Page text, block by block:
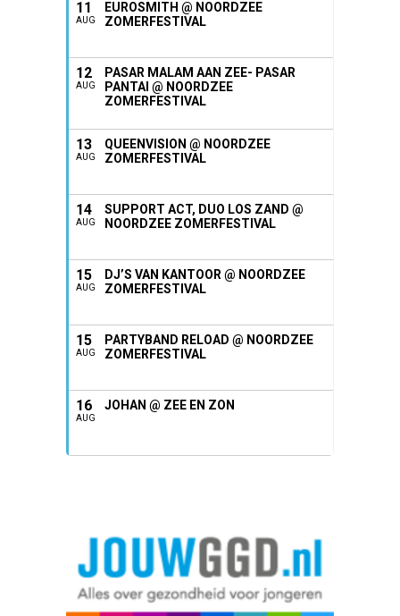
11
AUG
EUROSMITH @ NOORDZEE
ZOMERFESTIVAL
12
AUG
PASAR MALAM AAN ZEE- PASAR
PANTAI @ NOORDZEE
ZOMERFESTIVAL
13
AUG
QUEENVISION @ NOORDZEE
ZOMERFESTIVAL
14
AUG
SUPPORT ACT, DUO LOS ZAND @
NOORDZEE ZOMERFESTIVAL
15
AUG
DJ’S VAN KANTOOR @ NOORDZEE
ZOMERFESTIVAL
15
AUG
PARTYBAND RELOAD @ NOORDZEE
ZOMERFESTIVAL
16
AUG
JOHAN @ ZEE EN ZON